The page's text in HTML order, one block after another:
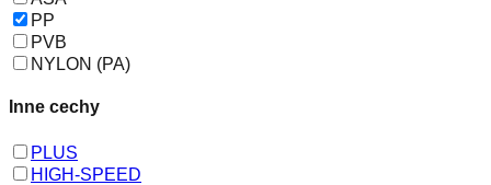
PP
PVB
NYLON (PA)
Inne cechy
PLUS
HIGH-SPEED